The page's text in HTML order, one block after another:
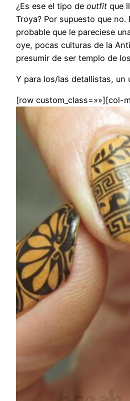
¿Es ese el tipo de outfit que
Troya? Por supuesto que no.
probable que le pareciese
oye, pocas culturas de la
presumir de ser templo de los
Y para los/las detallistas, un
[row custom_class=»»][col-